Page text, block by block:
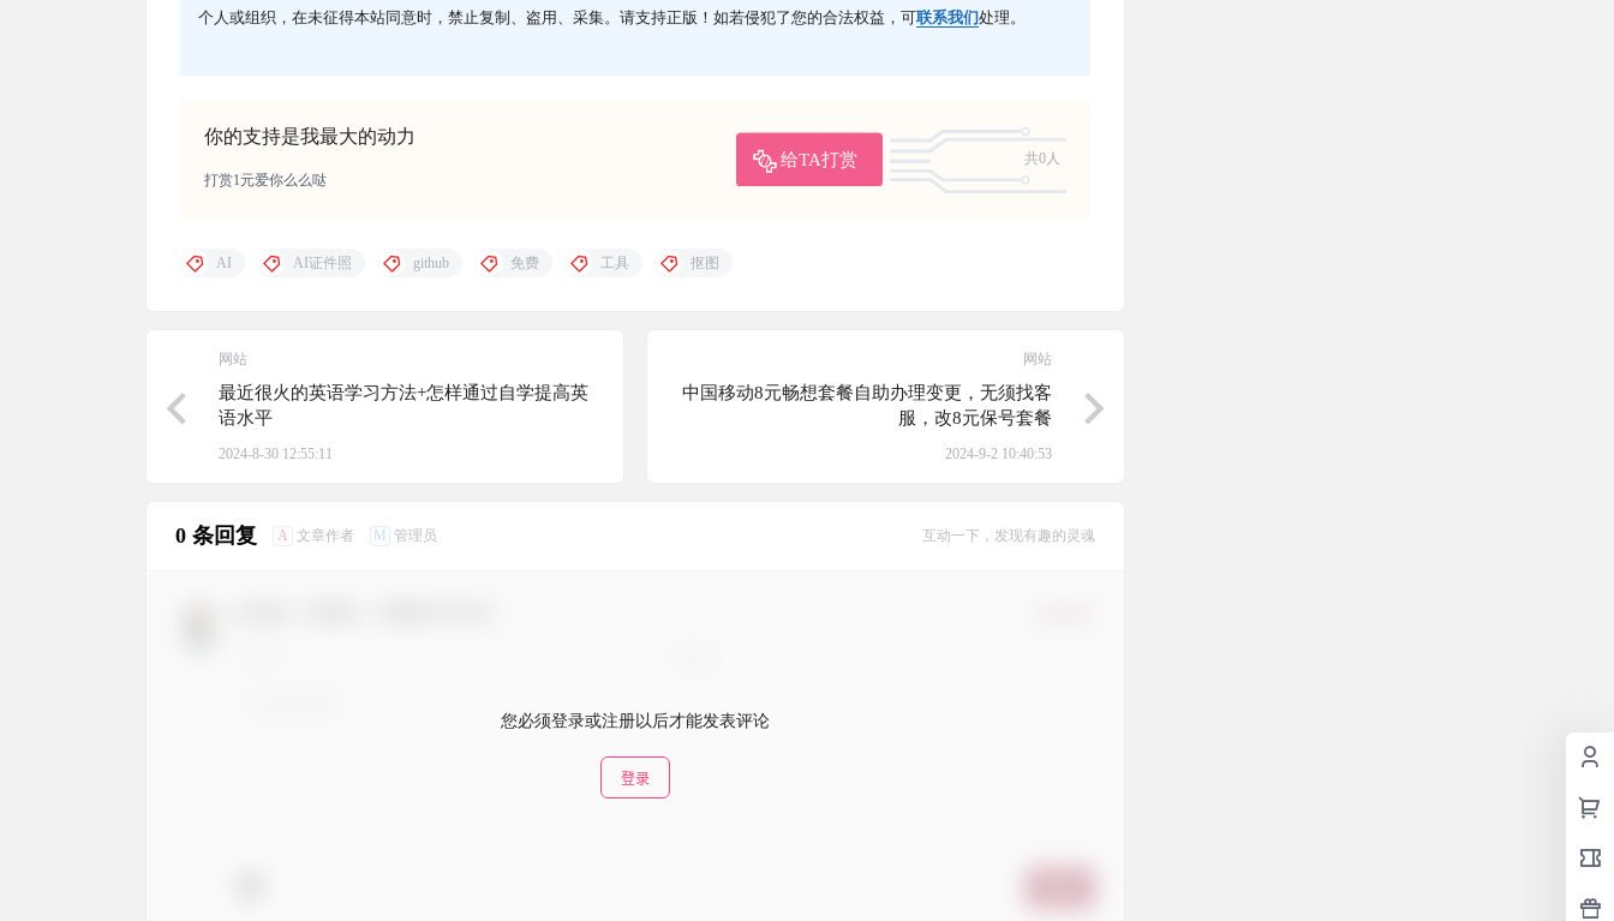
个人或组织，在未征得本站同意时，禁止复制、盗用、采集。请支持正版！如若侵犯了您的合法权益，可联系我们处理。
你的支持是我最大的动力
给TA打赏
共0人
打赏1元爱你么么哒
AI AI证件照 github 免费 工具 抠图
网站
最近很火的英语学习方法+怎样通过自学提高英
语水平
2024-8-30 12:55:11
网站
中国移动8元畅想套餐自助办理变更，无须找客
服，改8元保号套餐
2024-9-2 10:40:53
0 条回复 A 文章作者 M 管理员 互动一下，发现有趣的灵魂
您必须登录或注册以后才能发表评论
登录